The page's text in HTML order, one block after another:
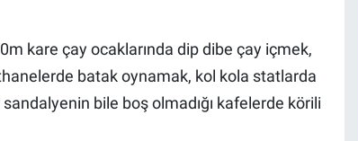
kare çay ocaklarında dip dibe çay içmek,
batak oynamak, kol kola statlarda
bile boş olmadığı kafelerde körili